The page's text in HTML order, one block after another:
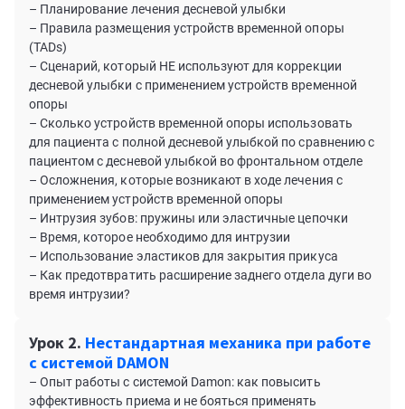
– Планирование лечения десневой улыбки
– Правила размещения устройств временной опоры
(TADs)
– Сценарий, который НЕ используют для коррекции
десневой улыбки с применением устройств временной
опоры
– Сколько устройств временной опоры использовать
для пациента с полной десневой улыбкой по сравнению с
пациентом с десневой улыбкой во фронтальном отделе
– Осложнения, которые возникают в ходе лечения с
применением устройств временной опоры
– Интрузия зубов: пружины или эластичные цепочки
– Время, которое необходимо для интрузии
– Использование эластиков для закрытия прикуса
– Как предотвратить расширение заднего отдела дуги во
время интрузии?
Урок 2. Нестандартная механика при работе
с системой DAMON
– Опыт работы с системой Damon: как повысить
эффективность приема и не бояться применять